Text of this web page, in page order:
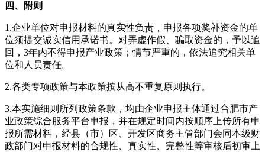
四、附则
1.企业单位对申报材料的真实性负责，申报各项奖补资金的单
位须提交诚实信用承诺书。对弄虚作假、骗取资金的，予以追
回，3年内不得申报产业政策；情节严重的，依法追究相关单
位和人员责任。
2.各类专项政策与本政策按从高不重复原则执行。
3.本实施细则所列政策条款，均由企业申报主体通过合肥市产
业政策综合服务平台申报，并在规定时间内按顺序上传所有申
报所需材料，经县（市）区、开发区商务主管部门会同本级财
政部门对申报材料的合规性、真实性、完整性等审核后初审上